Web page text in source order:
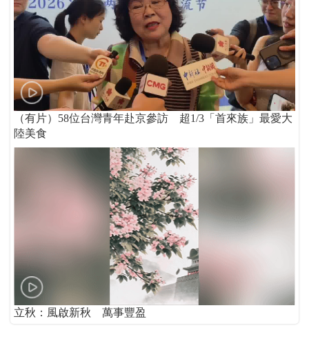
（有片）58位台灣青年赴京參訪 超1/3「首來族」最愛大
陸美食
立秋：風啟新秋 萬事豐盈